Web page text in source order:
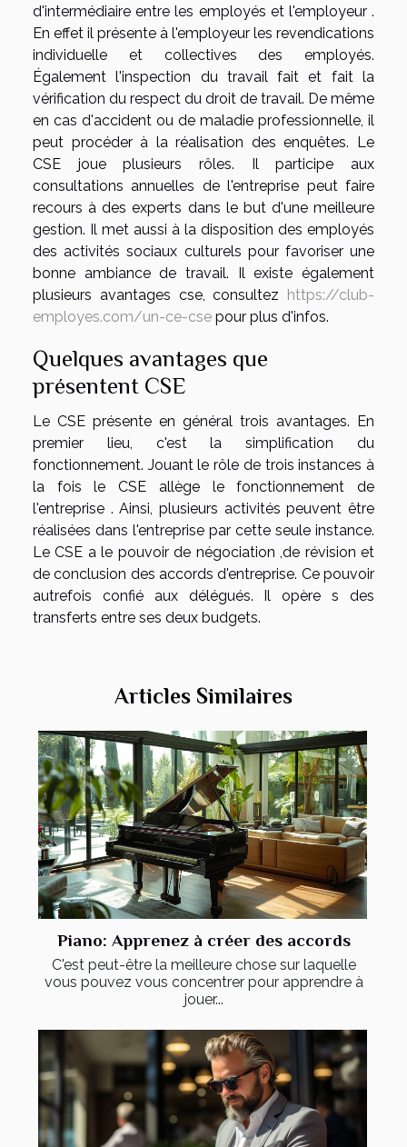
d'intermédiaire entre les employés et l'employeur .
En effet il présente à l'employeur les revendications
individuelle et collectives des employés.
Également l'inspection du travail fait et fait la
vérification du respect du droit de travail. De même
en cas d'accident ou de maladie professionnelle, il
peut procéder à la réalisation des enquêtes. Le
CSE joue plusieurs rôles. Il participe aux
consultations annuelles de l'entreprise peut faire
recours à des experts dans le but d'une meilleure
gestion. Il met aussi à la disposition des employés
des activités sociaux culturels pour favoriser une
bonne ambiance de travail. Il existe également
plusieurs avantages cse, consultez
https://club-
employes.com/un-ce-cse pour plus d'infos.
Quelques avantages que
présentent CSE
Le CSE présente en général trois avantages. En
premier lieu, c'est la simplification du
fonctionnement. Jouant le rôle de trois instances à
la fois le CSE allège le fonctionnement de
l'entreprise . Ainsi, plusieurs activités peuvent être
réalisées dans l'entreprise par cette seule instance.
Le CSE a le pouvoir de négociation ,de révision et
de conclusion des accords d'entreprise. Ce pouvoir
autrefois confié aux délégués. Il opère s des
transferts entre ses deux budgets.
Articles Similaires
Piano: Apprenez à créer des accords
C'est peut-être la meilleure chose sur laquelle
vous pouvez vous concentrer pour apprendre à
jouer...